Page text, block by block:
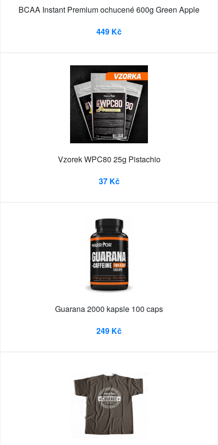
BCAA Instant Premium ochucené 600g Green Apple
449 Kč
Vzorek WPC80 25g Pistachio
37 Kč
Guarana 2000 kapsle 100 caps
249 Kč